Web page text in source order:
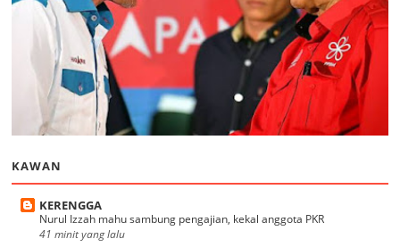
KAWAN
KERENGGA
Nurul Izzah mahu sambung pengajian, kekal anggota PKR
41 minit yang lalu